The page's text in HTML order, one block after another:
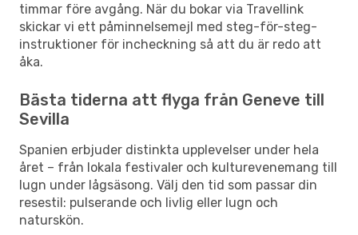
timmar före avgång. När du bokar via Travellink
skickar vi ett påminnelsemejl med steg-för-steg-
instruktioner för incheckning så att du är redo att
åka.
Bästa tiderna att flyga från Geneve till
Sevilla
Spanien erbjuder distinkta upplevelser under hela
året – från lokala festivaler och kulturevenemang till
lugn under lågsäsong. Välj den tid som passar din
resestil: pulserande och livlig eller lugn och
naturskön.